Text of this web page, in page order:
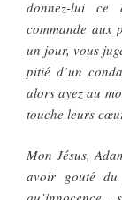
donnez-lui
commande aux
un jour, vous
pitié d’un
alors ayez au
touche leurs
Mon Jésus,
avoir gouté